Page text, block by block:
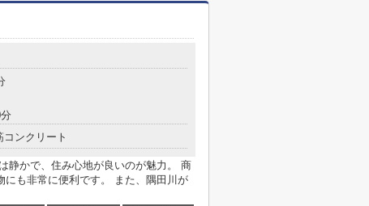
コンクリート
静かで、住み心地が良いのが魅力。 商
にも非常に便利です。 また、隅田川が